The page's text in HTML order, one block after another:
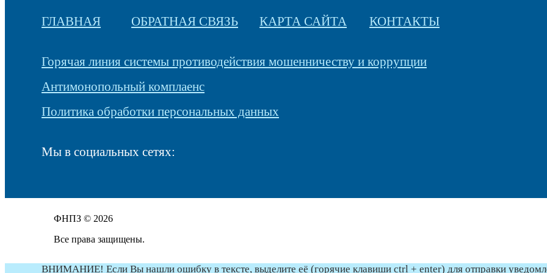
ГЛАВНАЯ ОБРАТНАЯ СВЯЗЬ КАРТА САЙТА КОНТАКТЫ
Горячая линия системы противодействия мошенничеству и коррупции
Антимонопольный комплаенс
Политика обработки персональных данных
Мы в социальных сетях:
ФНПЗ © 2026
Все права защищены.
ВНИМАНИЕ! Если Вы нашли ошибку в тексте, выделите её (горячие клавиши ctrl + enter) для отправки